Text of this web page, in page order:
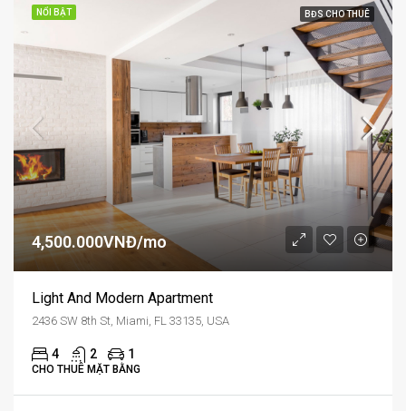
NỔI BẬT BĐS CHO THUÊ
4,500.000VNĐ/mo
Light And Modern Apartment
2436 SW 8th St, Miami, FL 33135, USA
4 2 1
CHO THUÊ MẶT BẰNG